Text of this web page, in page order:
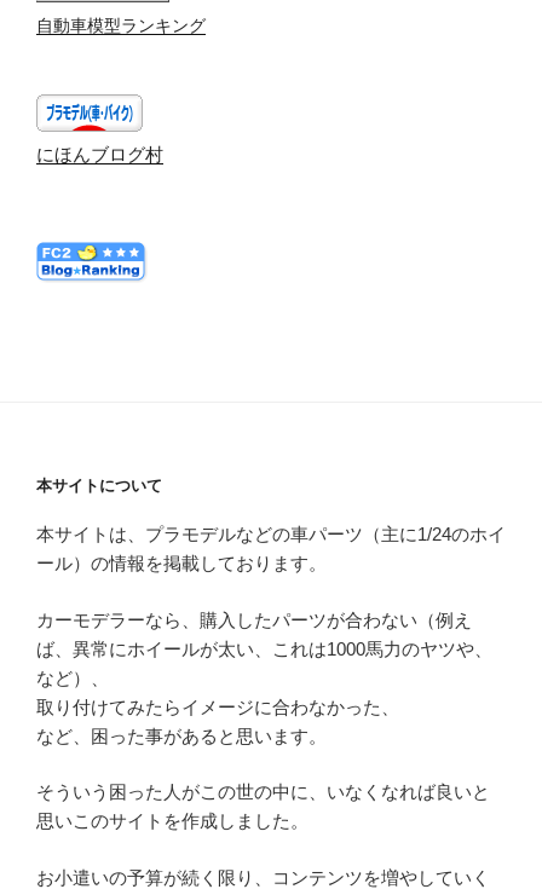
自動車模型ランキング
にほんブログ村
本サイトについて
本サイトは、プラモデルなどの車パーツ（主に1/24のホイ
ール）の情報を掲載しております。
カーモデラーなら、購入したパーツが合わない（例え
ば、異常にホイールが太い、これは1000馬力のヤツや、
など）、
取り付けてみたらイメージに合わなかった、
など、困った事があると思います。
そういう困った人がこの世の中に、いなくなれば良いと
思いこのサイトを作成しました。
お小遣いの予算が続く限り、コンテンツを増やしていく